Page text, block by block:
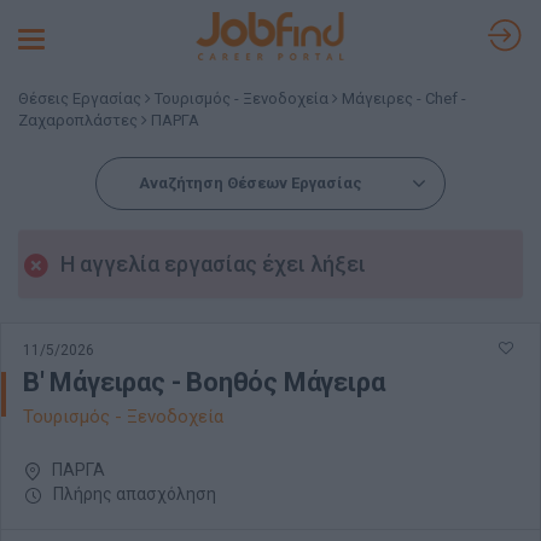
Toggle
Θέσεις Εργασίας Τουρισμός - Ξενοδοχεία
Μάγειρες - Chef -
Ζαχαροπλάστες
ΠΑΡΓΑ
Αναζήτηση Θέσεων Εργασίας
Η αγγελία εργασίας έχει λήξει
11/5/2026
Β' Μάγειρας - Βοηθός Μάγειρα
Τουρισμός - Ξενοδοχεία
ΠΑΡΓΑ
Πλήρης απασχόληση